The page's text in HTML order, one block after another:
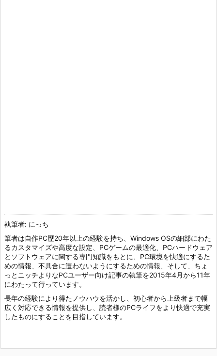
執筆者: にっち
筆者は自作PC歴20年以上の経験を持ち、Windows OSの細部にわた
るカスタマイズや高度な設定、PCゲームの最適化、PCハードウェア
とソフトウェアに関する専門知識をもとに、PC環境を快適にするた
めの情報、不具合に遭わないようにするための情報、そして、ちょ
っとニッチよりなPCユーザー向け記事の執筆を2015年4月から11年
にわたって行っています。
長年の経験により得たノウハウを活かし、初心者から上級者まで幅
広く対応できる情報を提供し、読者様のPCライフをより快適で充実
したものにすることを目指しています。